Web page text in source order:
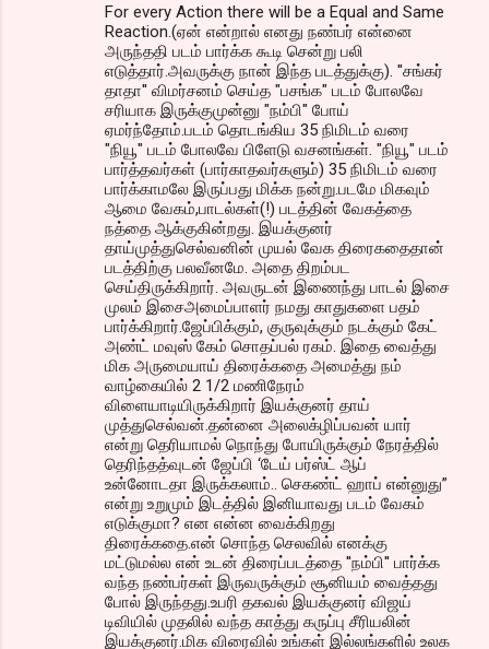
For every Action there will be a Equal and Same
Reaction.(ஏன் என்றால் எனது நண்பர் என்னை
அருந்ததி படம் பார்க்க கூடி சென்று பலி
எடுத்தார்.அவருக்கு நான் இந்த படத்துக்கு). ''சங்கர்
தாதா'' விமர்சனம் செய்த "பசங்க" படம் போலவே
சரியாக இருக்குமுன்னு "நம்பி" போய்
ஏமர்ந்தோம்.படம் தொடங்கிய 35 நிமிடம் வரை
"நியூ" படம் போலவே பிளேடு வசனங்கள். "நியூ" படம்
பார்த்தவர்கள் (பார்காதவர்களும்) 35 நிமிடம் வரை
பார்க்காமலே இருப்பது மிக்க நன்று.படமே மிகவும்
ஆமை வேகம்,பாடல்கள்(!) படத்தின் வேகத்தை
நத்தை ஆக்குகின்றது. இயக்குனர்
தாய்முத்துசெல்வனின் முயல் வேக திரைகதைதான்
படத்திற்கு பலவீனமே. அதை திறம்பட
செய்திருக்கிறார். அவருடன் இணைந்து பாடல் இசை
முலம் இசைஅமைப்பாளர் நமது காதுகளை பதம்
பார்க்கிறார்.ஜேப்பிக்கும், குருவுக்கும் நடக்கும் கேட்
அண்ட் மவுஸ் கேம் சொதப்பல் ரகம். இதை வைத்து
மிக அருமையாய் திரைக்கதை அமைத்து நம்
வாழ்கையில் 2 1/2 மணிநேரம்
விளையாடியிருக்கிறார் இயக்குனர் தாய்
முத்துசெல்வன்.தன்னை அலைக்ழிப்பவன் யார்
என்று தெரியாமல் நொந்து போயிருக்கும் நேரத்தில்
தெரிந்தத்வுடன் ஜேப்பி ‘டேய் பர்ஸ்ட் ஆப்
உன்னோடதா இருக்கலாம்.. செகண்ட் ஹாப் என்னுது”
என்று உறுமும் இடத்தில் இனியாவது படம் வேகம்
எடுக்குமா? என என்ன வைக்கிறது
திரைக்கதை.என் சொந்த செலவில் எனக்கு
மட்டுமல்ல என் உடன் திரைப்படத்தை ''நம்பி'' பார்க்க
வந்த நண்பர்கள் இருவருக்கும் சூனியம் வைத்தது
போல் இருந்தது.உபரி தகவல் இயக்குனர் விஜய்
டிவியில் முதலில் வந்த காத்து கருப்பு சீரியலின்
இயக்குனர்.மிக விரைவில் உங்கள் இல்லங்களில் உலக